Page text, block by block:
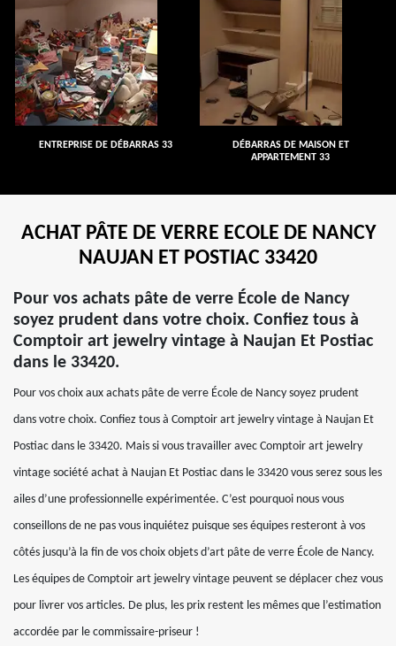
ENTREPRISE DE DÉBARRAS 33
DÉBARRAS DE MAISON ET
APPARTEMENT 33
ACHAT PÂTE DE VERRE ECOLE DE NANCY
NAUJAN ET POSTIAC 33420
Pour vos achats pâte de verre École de Nancy
soyez prudent dans votre choix. Confiez tous à
Comptoir art jewelry vintage à Naujan Et Postiac
dans le 33420.
Pour vos choix aux achats pâte de verre École de Nancy soyez prudent
dans votre choix. Confiez tous à Comptoir art jewelry vintage à Naujan Et
Postiac dans le 33420. Mais si vous travailler avec Comptoir art jewelry
vintage société achat à Naujan Et Postiac dans le 33420 vous serez sous les
ailes d’une professionnelle expérimentée. C’est pourquoi nous vous
conseillons de ne pas vous inquiétez puisque ses équipes resteront à vos
côtés jusqu’à la fin de vos choix objets d’art pâte de verre École de Nancy.
Les équipes de Comptoir art jewelry vintage peuvent se déplacer chez vous
pour livrer vos articles. De plus, les prix restent les mêmes que l’estimation
accordée par le commissaire-priseur !